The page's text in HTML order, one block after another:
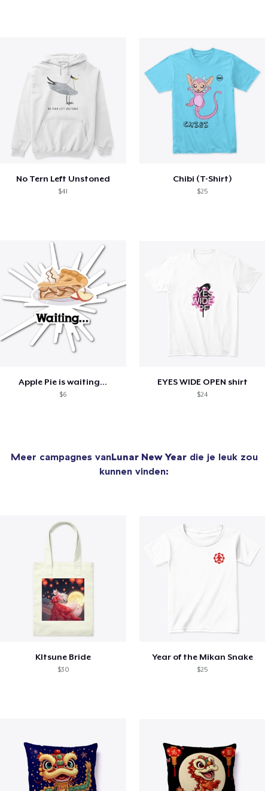
No Tern Left Unstoned
$41
Chibi (T-Shirt)
$25
Apple Pie is waiting...
$6
EYES WIDE OPEN shirt
$24
Meer campagnes vanLunar New Yeardie je leuk zou
kunnen vinden:
KItsune Bride
$30
Year of the Mikan Snake
$25